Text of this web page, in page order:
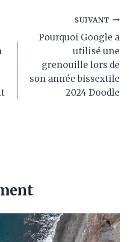
SUIVANT
Pourquoi Google a
utilisé une
grenouille lors de
son année bissextile
2024 Doodle